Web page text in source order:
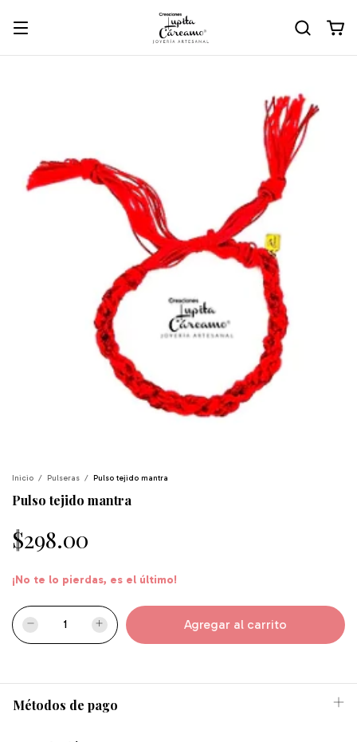
Inicio / Pulseras / Pulso tejido mantra
Pulso tejido mantra
$298.00
¡No te lo pierdas, es el último!
Métodos de pago